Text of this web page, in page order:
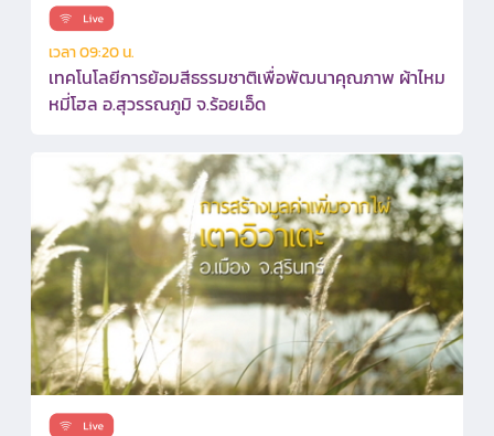
เวลา 09:20 น.
เทคโนโลยีการย้อมสีธรรมชาติเพื่อพัฒนาคุณภาพ ผ้าไหม
หมี่โฮล อ.สุวรรณภูมิ จ.ร้อยเอ็ด